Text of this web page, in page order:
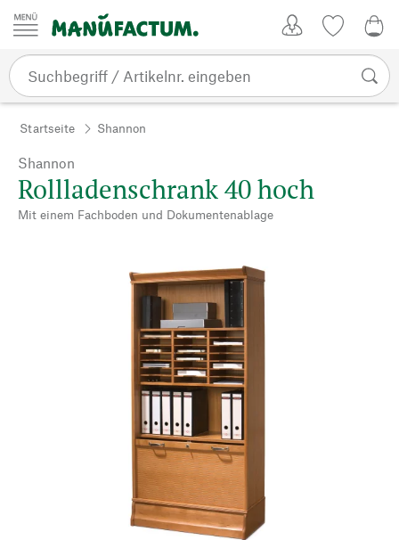
Zum Inhalt springen
Startseite Shannon
Shannon
Rollladenschrank 40 hoch
Mit einem Fachboden und Dokumentenablage